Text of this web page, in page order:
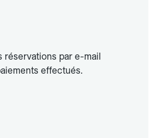
réservations par e-mail
effectués.